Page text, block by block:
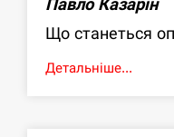
Павло Казарін
Що станеться
Детальніше...